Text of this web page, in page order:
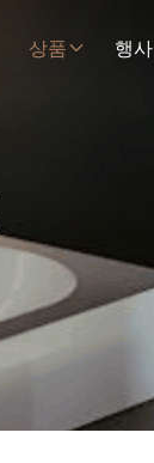
상품 행사